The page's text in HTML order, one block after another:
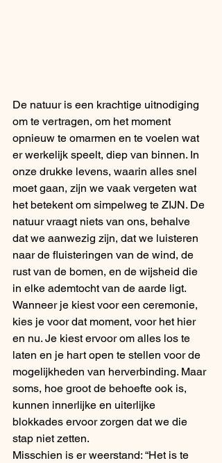
De natuur is een krachtige uitnodiging
om te vertragen, om het moment
opnieuw te omarmen en te voelen wat
er werkelijk speelt, diep van binnen. In
onze drukke levens, waarin alles snel
moet gaan, zijn we vaak vergeten wat
het betekent om simpelweg te ZIJN. De
natuur vraagt niets van ons, behalve
dat we aanwezig zijn, dat we luisteren
naar de fluisteringen van de wind, de
rust van de bomen, en de wijsheid die
in elke ademtocht van de aarde ligt.
Wanneer je kiest voor een ceremonie,
kies je voor dat moment, voor het hier
en nu. Je kiest ervoor om alles los te
laten en je hart open te stellen voor de
mogelijkheden van herverbinding. Maar
soms, hoe groot de behoefte ook is,
kunnen innerlijke en uiterlijke
blokkades ervoor zorgen dat we die
stap niet zetten.
Misschien is er weerstand: “Het is te